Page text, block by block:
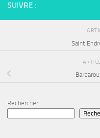
SUIVRE :
Saint
Rechercher